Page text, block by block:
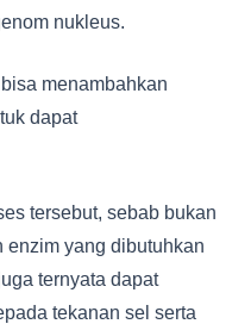
nukleus.
menambahkan
dapat
tersebut, sebab bukan
yang dibutuhkan
ternyata dapat
tekanan sel serta